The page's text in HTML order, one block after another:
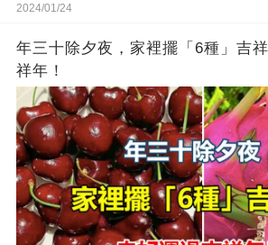
2024/01/24
年三十除夕夜，家裡擺「6種」吉
祥年！